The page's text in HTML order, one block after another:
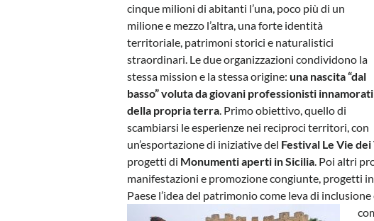
cinque milioni di abitanti l’una, poco più di un
milione e mezzo l’altra, una forte identità
territoriale, patrimoni storici e naturalistici
straordinari. Le due organizzazioni condividono la
stessa mission e la stessa origine:una nascita “dal
basso” voluta da giovani professionisti innamorati
della propria terra . Primo obiettivo, quello di
scambiarsi le esperienze nei reciproci territori, con
un’esportazione di iniziative del Festival Le Vie
progetti di Monumenti aperti in Sicilia . Poi altri
manifestazioni e promozione congiunte, progetti
Paese l’idea del patrimonio come leva di